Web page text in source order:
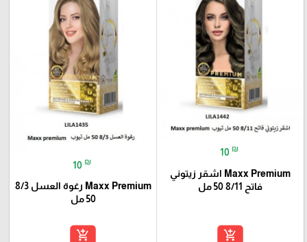
10 ₪
Maxx Premium اشقر زيتوني
فاتح 8/11 50 مل
add_shopping_cart
10 ₪
Maxx Premium رغوة العسل 8/3
50 مل
add_shopping_cart